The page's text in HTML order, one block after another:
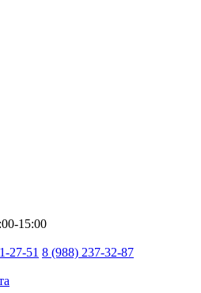
15:00
27-51 8 (988) 237-32-87